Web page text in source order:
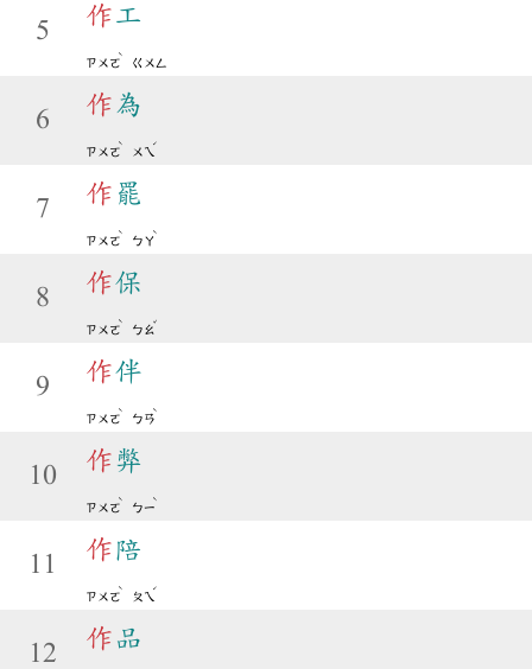
5
作工
ㄗㄨㄛ
ˋ
ㄍㄨㄥ
6
作為
ㄗㄨㄛ
ˋ
ㄨㄟ
ˊ
7
作 罷
ㄗㄨㄛ
ˋ
ㄅㄚ
ˋ
8
作保
ㄗㄨㄛ
ˋ
ㄅㄠ
ˇ
9
作伴
ㄗㄨㄛ
ˋ
ㄅㄢ
ˋ
10
作弊
ㄗㄨㄛ
ˋ
ㄅㄧ
ˋ
11
作陪
ㄗㄨㄛ
ˋ
ㄆㄟ
ˊ
12
作 品